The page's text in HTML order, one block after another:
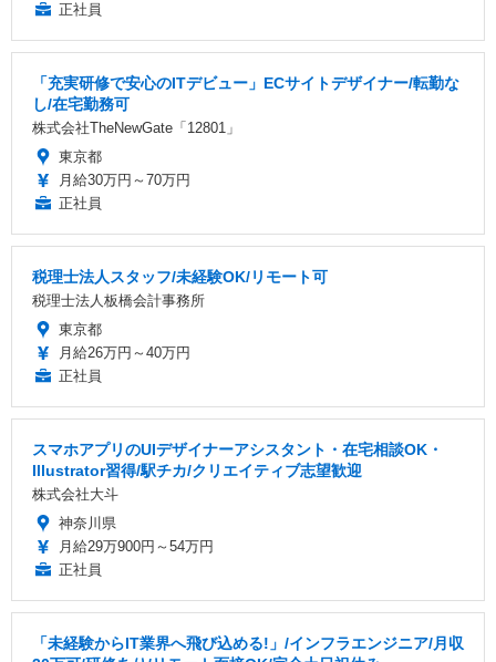
正社員
「充実研修で安心のITデビュー」ECサイトデザイナー/転勤な
し/在宅勤務可
株式会社TheNewGate「12801」
東京都
月給30万円～70万円
正社員
税理士法人スタッフ/未経験OK/リモート可
税理士法人板橋会計事務所
東京都
月給26万円～40万円
正社員
スマホアプリのUIデザイナーアシスタント・在宅相談OK・
Illustrator習得/駅チカ/クリエイティブ志望歓迎
株式会社大斗
神奈川県
月給29万900円～54万円
正社員
「未経験からIT業界へ飛び込める!」/インフラエンジニア/月収